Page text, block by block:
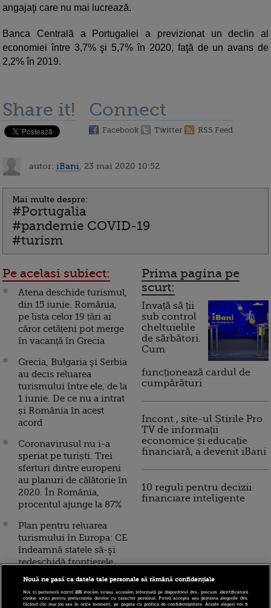
angajaţi care nu mai lucrează.
Banca Centrală a Portugaliei a previzionat un declin al
economiei între 3,7% şi 5,7% în 2020, faţă de un avans de
2,2% în 2019.
Share it! Connect
Facebook Twitter RSS Feed
autor: iBani , 23 mai 2020 10:52
Mai multe despre:
#Portugalia
#pandemie COVID-19
#turism
Pe acelasi subiect:
Atena deschide turismul,
din 15 iunie. România,
pe lista celor 19 țări ai
căror cetățeni pot merge
în vacanță în Grecia
Grecia, Bulgaria şi Serbia
au decis reluarea
turismului între ele, de la
1 iunie. De ce nu a intrat
și România în acest
acord
Coronavirusul nu i-a
speriat pe turiști. Trei
sferturi dintre europeni
au planuri de călătorie în
2020. În România,
procentul ajunge la 87%
Plan pentru reluarea
turismului în Europa: CE
îndeamnă statele să-şi
redeschidă frontierele,
pentru evita un
sectorului, care
Prima pagina pe
scurt:
Invață să ții
sub control
cheltuielile
de sărbători.
Cum
funcționează cardul de
cumpărături
Incont , site-ul Știrile Pro
TV de informații
economice și educație
financiară, a devenit iBani
10 reguli pentru decizii
financiare inteligente
Nouă ne pasă ca datele tale personale să rămână confidențiale
Noi și partenerii noștri201stocăm și/sau accesăm informații pe dispozitivul dvs., precum identificatorii
cookie unici pentru prelucrarea datelor cu caracter personal. Puteți accepta sau gestiona alegerile dvs.
făcând clic mai jos sau în orice moment, pe pagina cu politica de confidențialitate. Aceste alegeri vor fi